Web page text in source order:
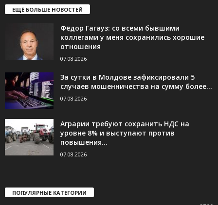
ЕЩЁ БОЛЬШЕ НОВОСТЕЙ
Фёдор Гагауз: со всеми бывшими
коллегами у меня сохранились хорошие
отношения
07.08.2026
За сутки в Молдове зафиксировали 5
случаев мошенничества на сумму более...
07.08.2026
Аграрии требуют сохранить НДС на
уровне 8% и выступают против
повышения...
07.08.2026
ПОПУЛЯРНЫЕ КАТЕГОРИИ